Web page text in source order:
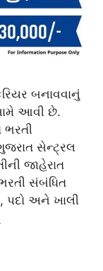
બનાવવાનું
આવી છે.
ભરતી
સેન્ટ્રલ
જાહેરાત
સંબંધિત
પદો અને ખાલી